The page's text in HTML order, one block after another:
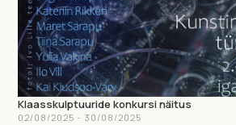
Klaasskulptuuride konkursi näitus
02/08/2025 - 30/08/2025